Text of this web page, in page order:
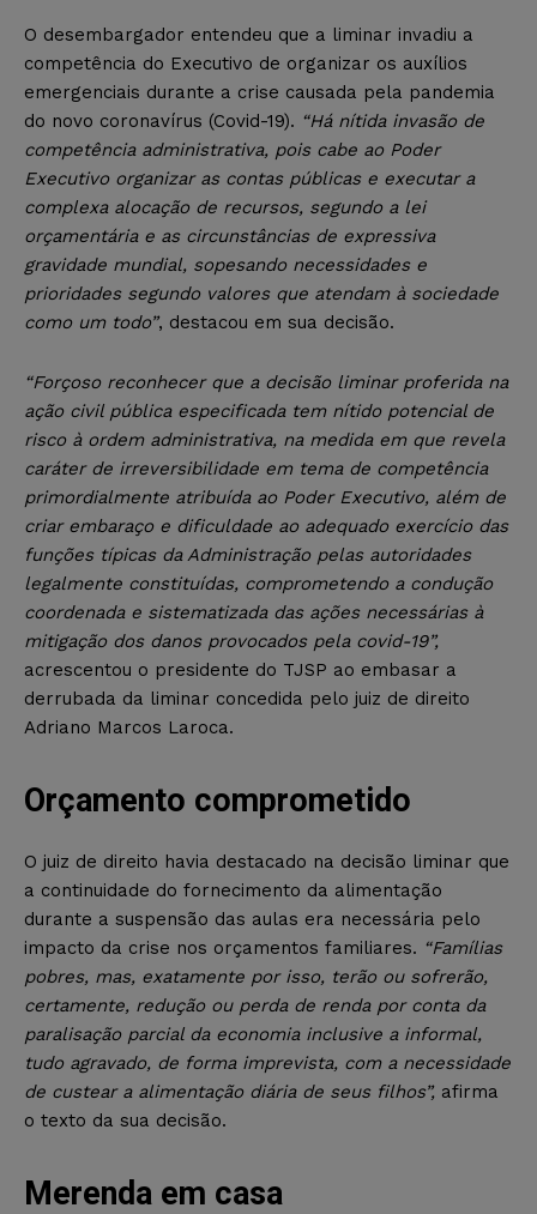
O desembargador entendeu que a liminar invadiu a
competência do Executivo de organizar os auxílios
emergenciais durante a crise causada pela pandemia
do novo coronavírus (Covid-19). “Há nítida invasão de
competência administrativa, pois cabe ao Poder
Executivo organizar as contas públicas e executar a
complexa alocação de recursos, segundo a lei
orçamentária e as circunstâncias de expressiva
gravidade mundial, sopesando necessidades e
prioridades segundo valores que atendam à sociedade
como um todo”, destacou em sua decisão.
“Forçoso reconhecer que a decisão liminar proferida na
ação civil pública especificada tem nítido potencial de
risco à ordem administrativa, na medida em que revela
caráter de irreversibilidade em tema de competência
primordialmente atribuída ao Poder Executivo, além de
criar embaraço e dificuldade ao adequado exercício das
funções típicas da Administração pelas autoridades
legalmente constituídas, comprometendo a condução
coordenada e sistematizada das ações necessárias à
mitigação dos danos provocados pela covid-19”,
acrescentou o presidente do TJSP ao embasar a
derrubada da liminar concedida pelo juiz de direito
Adriano Marcos Laroca.
Orçamento comprometido
O juiz de direito havia destacado na decisão liminar que
a continuidade do fornecimento da alimentação
durante a suspensão das aulas era necessária pelo
impacto da crise nos orçamentos familiares. “Famílias
pobres, mas, exatamente por isso, terão ou sofrerão,
certamente, redução ou perda de renda por conta da
paralisação parcial da economia inclusive a informal,
tudo agravado, de forma imprevista, com a necessidade
de custear a alimentação diária de seus filhos”, afirma
o texto da sua decisão.
Merenda em casa